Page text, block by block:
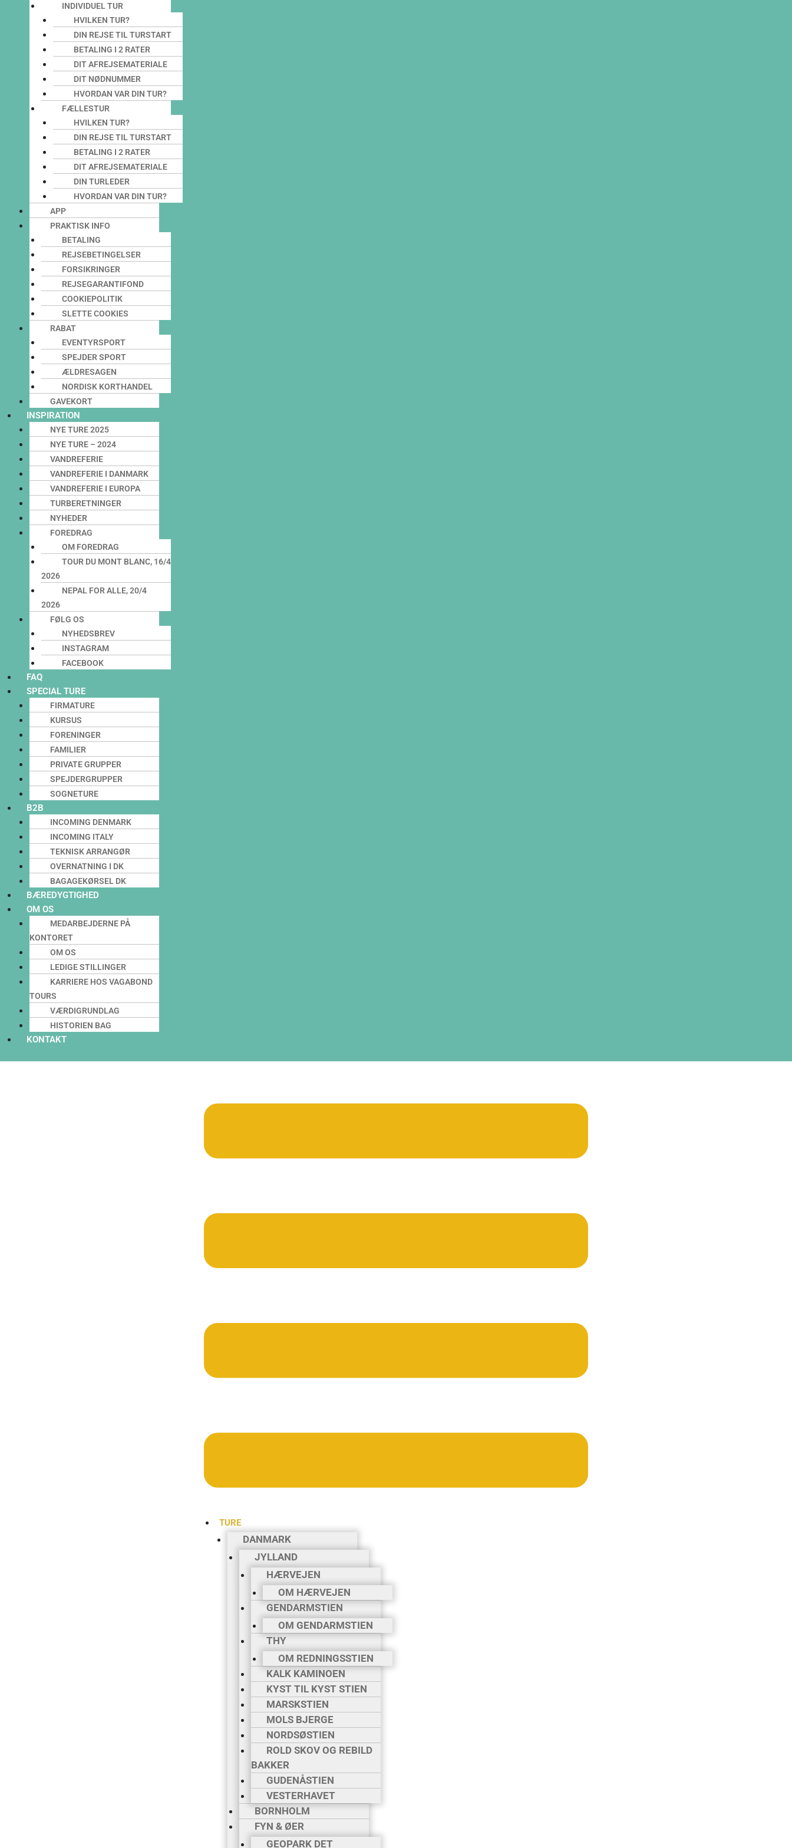
INDIVIDUEL TUR
HVILKEN TUR?
DIN REJSE TIL TURSTART
BETALING I 2 RATER
DIT AFREJSEMATERIALE
DIT NØDNUMMER
HVORDAN VAR DIN TUR?
FÆLLESTUR
HVILKEN TUR?
DIN REJSE TIL TURSTART
BETALING I 2 RATER
DIT AFREJSEMATERIALE
DIN TURLEDER
HVORDAN VAR DIN TUR?
APP
PRAKTISK INFO
BETALING
REJSEBETINGELSER
FORSIKRINGER
REJSEGARANTIFOND
COOKIEPOLITIK
SLETTE COOKIES
RABAT
EVENTYRSPORT
SPEJDER SPORT
ÆLDRESAGEN
NORDISK KORTHANDEL
GAVEKORT
INSPIRATION
NYE TURE 2025
NYE TURE – 2024
VANDREFERIE
VANDREFERIE I DANMARK
VANDREFERIE I EUROPA
TURBERETNINGER
NYHEDER
FOREDRAG
OM FOREDRAG
TOUR DU MONT BLANC, 16/4
2026
NEPAL FOR ALLE, 20/4
2026
FØLG OS
NYHEDSBREV
INSTAGRAM
FACEBOOK
FAQ
SPECIAL TURE
FIRMATURE
KURSUS
FORENINGER
FAMILIER
PRIVATE GRUPPER
SPEJDERGRUPPER
SOGNETURE
B2B
INCOMING DENMARK
INCOMING ITALY
TEKNISK ARRANGØR
OVERNATNING I DK
BAGAGEKØRSEL DK
BÆREDYGTIGHED
OM OS
MEDARBEJDERNE PÅ
KONTORET
OM OS
LEDIGE STILLINGER
KARRIERE HOS VAGABOND
TOURS
VÆRDIGRUNDLAG
HISTORIEN BAG
KONTAKT
TURE
DANMARK
JYLLAND
HÆRVEJEN
OM HÆRVEJEN
GENDARMSTIEN
OM GENDARMSTIEN
THY
OM REDNINGSSTIEN
KALK KAMINOEN
KYST TIL KYST STIEN
MARSKSTIEN
MOLS BJERGE
NORDSØSTIEN
ROLD SKOV OG REBILD
BAKKER
GUDENÅSTIEN
VESTERHAVET
BORNHOLM
FYN & ØER
GEOPARK DET